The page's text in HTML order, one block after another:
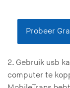
Probeer
2. Gebruik usb
computer te